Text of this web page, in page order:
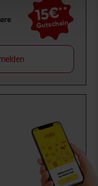
15€**
Gutschein